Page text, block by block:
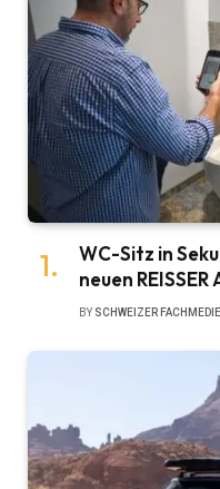
WC-Sitz in
neuen REISSER
BY SCHWEIZER